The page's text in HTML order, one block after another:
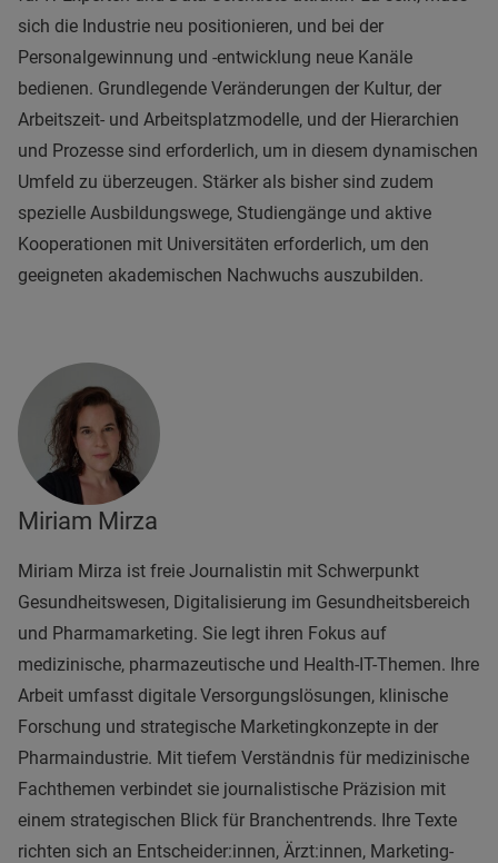
sich die Industrie neu positionieren, und bei der
Personalgewinnung und -entwicklung neue Kanäle
bedienen. Grundlegende Veränderungen der Kultur, der
Arbeitszeit- und Arbeitsplatzmodelle, und der Hierarchien
und Prozesse sind erforderlich, um in diesem dynamischen
Umfeld zu überzeugen. Stärker als bisher sind zudem
spezielle Ausbildungswege, Studiengänge und aktive
Kooperationen mit Universitäten erforderlich, um den
geeigneten akademischen Nachwuchs auszubilden.
Miriam Mirza
Miriam Mirza ist freie Journalistin mit Schwerpunkt
Gesundheitswesen, Digitalisierung im Gesundheitsbereich
und Pharmamarketing. Sie legt ihren Fokus auf
medizinische, pharmazeutische und Health-IT-Themen. Ihre
Arbeit umfasst digitale Versorgungslösungen, klinische
Forschung und strategische Marketingkonzepte in der
Pharmaindustrie. Mit tiefem Verständnis für medizinische
Fachthemen verbindet sie journalistische Präzision mit
einem strategischen Blick für Branchentrends. Ihre Texte
richten sich an Entscheider:innen, Ärzt:innen, Marketing-